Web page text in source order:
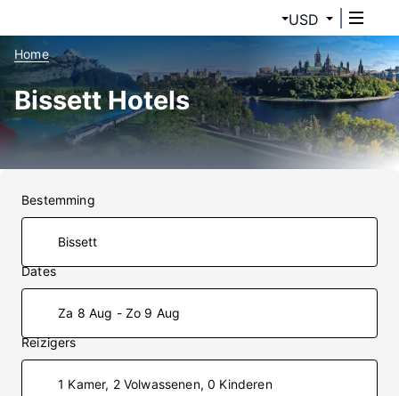
USD
Home
Bissett Hotels
Bestemming
Dates
Za 8 Aug - Zo 9 Aug
Reizigers
1 Kamer, 2 Volwassenen, 0 Kinderen